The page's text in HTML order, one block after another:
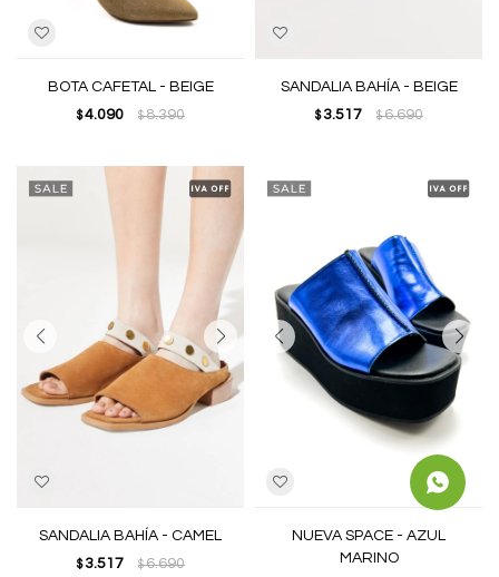
BOTA CAFETAL - BEIGE
$ 4.090 $8.390
SANDALIA BAHÍA - BEIGE
$ 3.517 $6.690
SANDALIA BAHÍA - CAMEL
$ 3.517 $6.690
NUEVA SPACE - AZUL
MARINO